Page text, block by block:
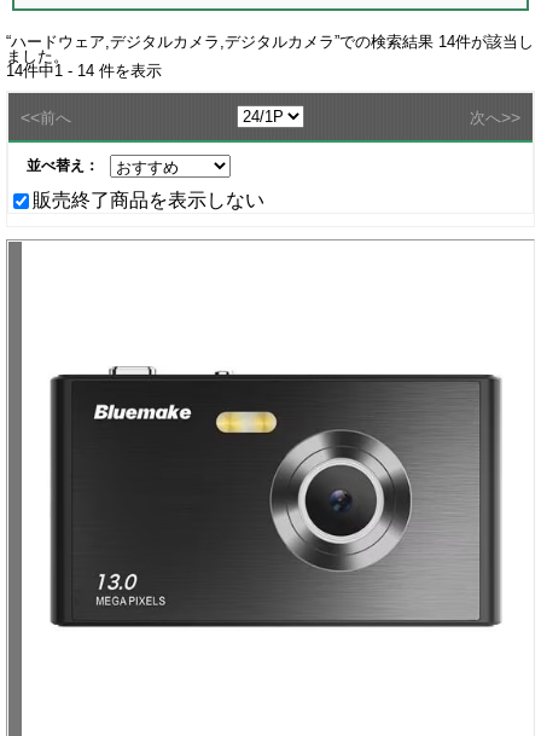
“ハードウェア,デジタルカメラ,デジタルカメラ”での検索結果 14件が該当し
ました。
14件中1 - 14 件を表示
<<前へ 次へ>>
並べ替え：
販売終了商品を表示しない